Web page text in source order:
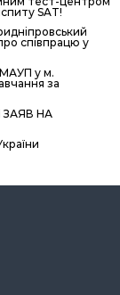
»
SAT!
співпрацю у
у м.
за
НА